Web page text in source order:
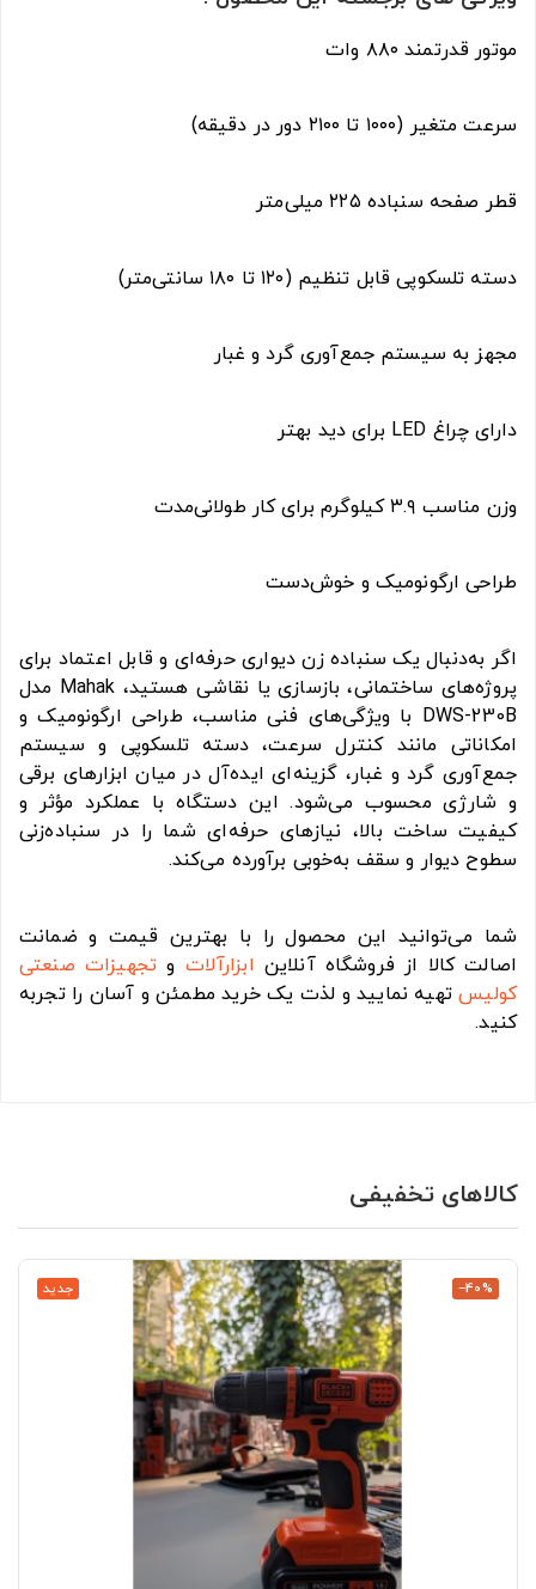
موتور قدرتمند ۸۸۰ وات
سرعت متغیر (۱۰۰۰ تا ۲۱۰۰ دور در دقیقه)
قطر صفحه سنباده ۲۲۵ میلی‌متر
دسته تلسکوپی قابل تنظیم (۱۲۰ تا ۱۸۰ سانتی‌متر)
مجهز به سیستم جمع‌آوری گرد و غبار
دارای چراغ LED برای دید بهتر
وزن مناسب ۳.۹ کیلوگرم برای کار طولانی‌مدت
طراحی ارگونومیک و خوش‌دست
اگر به‌دنبال یک سنباده زن دیواری حرفه‌ای و قابل اعتماد برای
پروژه‌های ساختمانی، بازسازی یا نقاشی هستید، Mahak مدل
DWS-230B با ویژگی‌های فنی مناسب، طراحی ارگونومیک و
امکاناتی مانند کنترل سرعت، دسته تلسکوپی و سیستم
جمع‌آوری گرد و غبار، گزینه‌ای ایده‌آل در میان ابزارهای برقی
و شارژی محسوب می‌شود. این دستگاه با عملکرد مؤثر و
کیفیت ساخت بالا، نیازهای حرفه‌ای شما را در سنباده‌زنی
سطوح دیوار و سقف به‌خوبی برآورده می‌کند.
شما می‌توانید این محصول را با بهترین قیمت و ضمانت
اصالت کالا از فروشگاه آنلاین ابزارآلات وتجهیزات صنعتی
کولیستهیه نمایید و لذت یک خرید مطمئن و آسان را تجربه
کنید.
کالاهای تخفیفی
جدید ‎−40%